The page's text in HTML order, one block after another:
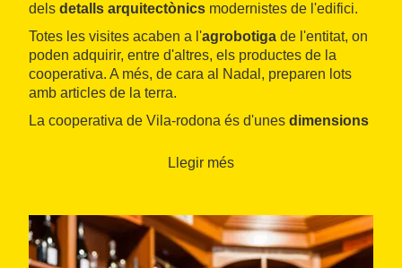
dels detalls arquitectònics modernistes de l'edifici.
Totes les visites acaben a l'agrobotiga de l'entitat, on
poden adquirir, entre d'altres, els productes de la
cooperativa. A més, de cara al Nadal, preparen lots
amb articles de la terra.
La cooperativa de Vila-rodona és d'unes dimensions
fundació data del 1919i les seves instal·lacions
mateix any, i que presenta la típica imatge demaó
d'obra vista i ceràmicaque l'arquitecte va deixar a
gran part dels seus edificis.
Llegir més